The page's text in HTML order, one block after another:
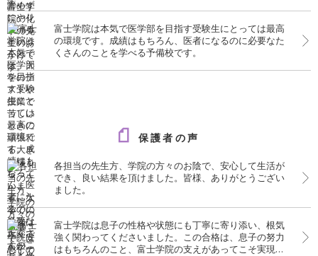
富士学院は本気で医学部を目指す受験生にとっては最高
の環境です。成績はもちろん、医者になるのに必要なた
くさんのことを学べる予備校です。
保護者の声
各担当の先生方、学院の方々のお陰で、安心して生活が
でき、良い結果を頂けました。皆様、ありがとうござい
ました。
富士学院は息子の性格や状態にも丁寧に寄り添い、根気
強く関わってくださいました。この合格は、息子の努力
はもちろんのこと、富士学院の支えがあってこそ実現し